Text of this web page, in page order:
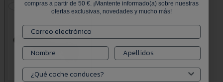
compras a partir de 50 €. ¡Mantente informado(a) sobre nuestras
ofertas exclusivas, novedades y mucho más!